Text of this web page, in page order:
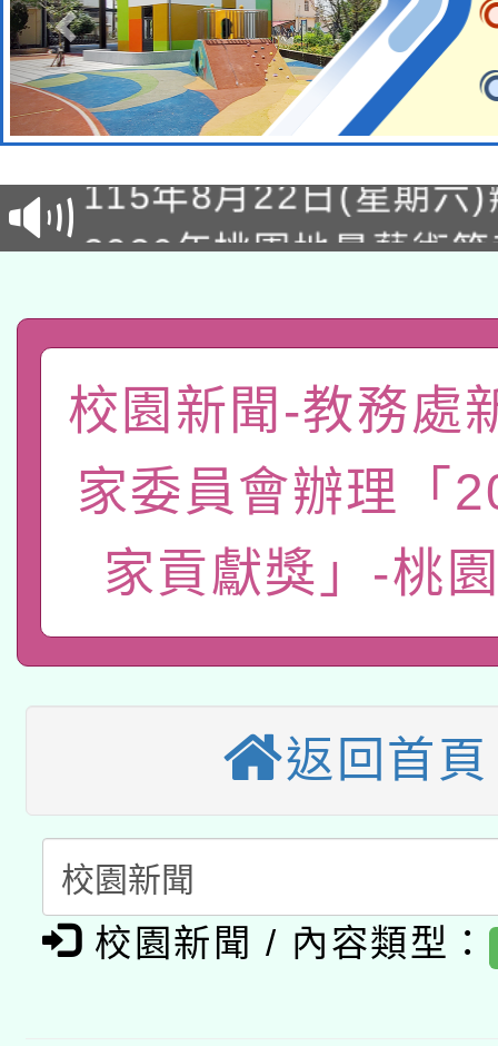
轉知經濟部水利署委託
業技術研究院辦理「
用水績優單位及節水達
動」
115年8月22日(星期六
桃園市孔廟祈福系列
2026年桃園地景藝術
關事宜
轉知教育部國民及學前
國立臺灣師範大學辦理
年度健康促進學校輔導
函轉國家教育研究院中
原住民族教育政策研討
族教育國際趨勢與發展
轉知教育部國民及學前
新北市政府教育局辦理
師專業成長研習實施
方素養工作坊新北場」
函轉國立臺灣師範大學
族語言臺北學習中心
「族語學習班」招生簡
轉知有關國立成功大學
文教學共融平台-教案
接種對象擴大為「滿6
接種之民眾」措施，延
月28日止
轉知經濟部水利署委託
業技術研究院辦理「
動」
115年8月22日(星期六
開 智慧啟航」
2026年桃園地景藝術
「2026桃園藝術巡演
關事宜
轉知教育部國民及學前
國立臺灣師範大學辦
函轉國家教育研究院中
校園新聞-教務處
家委員會辦理「
家貢獻獎」-桃
返回首頁
校園新聞 / 內容類型：